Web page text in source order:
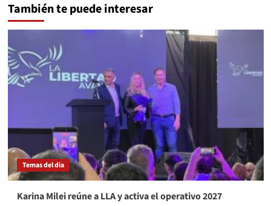
También te puede interesar
Temas del dia
Karina Milei reúne a LLA y activa el operativo 2027